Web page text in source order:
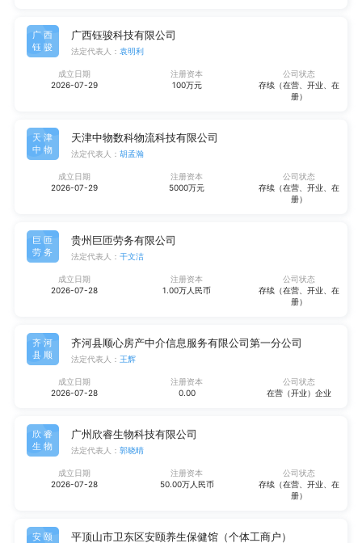
广西
钰骏
广西钰骏科技有限公司
法定代表人： 袁明利
成立日期
2026-07-29
注册资本
100万元
公司状态
存续（在营、开业、在
册）
天津
中物
天津中物数科物流科技有限公司
法定代表人： 胡孟瀚
成立日期
2026-07-29
注册资本
5000万元
公司状态
存续（在营、开业、在
册）
巨匝
劳务
贵州巨匝劳务有限公司
法定代表人： 干文洁
成立日期
2026-07-28
注册资本
1.00万人民币
公司状态
存续（在营、开业、在
册）
齐河
县顺
齐河县顺心房产中介信息服务有限公司第一分公司
法定代表人： 王辉
成立日期
2026-07-28
注册资本
0.00
公司状态
在营（开业）企业
欣睿
生物
广州欣睿生物科技有限公司
法定代表人： 郭晓晴
成立日期
2026-07-28
注册资本
50.00万人民币
公司状态
存续（在营、开业、在
册）
安颐 平顶山市卫东区安颐养生保健馆（个体工商户）